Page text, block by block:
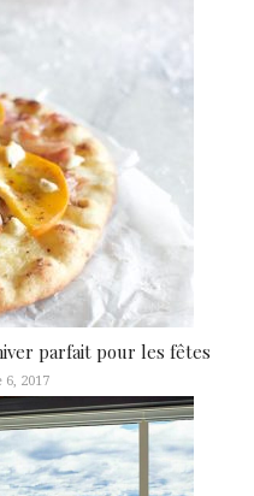
parfait pour les fêtes
6, 2017